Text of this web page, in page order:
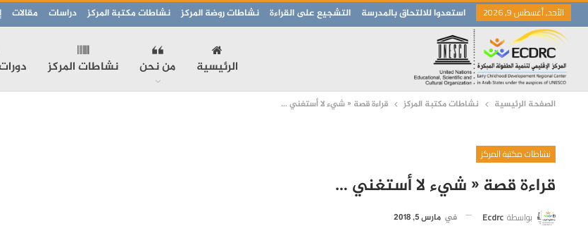
الأحد, أغسطس 9, 2026 استعدوا للالتحاق بالمدرسة التشجيع على القراءة نشاطات روضة المركز نشاطات مكتبة المركز دراسات مقالات
الرئيسية من نحن نشاطات المركز
الصفحة الرئيسية نشاطات مكتبة المركز قراءة قصة « شيء لا أستغني …
نشاطات مكتبة المركز
قراءة قصة « شيء لا أستغني …
بواسطة Ecdrc في مارس 5, 2018